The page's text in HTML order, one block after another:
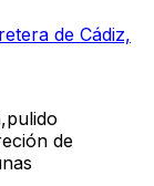
de Cádiz,
de